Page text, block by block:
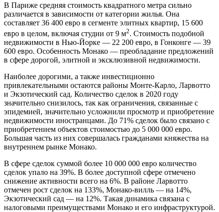
В Париже средняя стоимость квадратного метра сильно
различается в зависимости от категории жилья. Она
составляет 36 400 евро в сегменте элитных квартир, 15 600
евро в целом, включая студии от 9 м2. Стоимость подобной
недвижимости в Нью-Йорке — 22 200 евро, в Гонконге — 39
600 евро. Особенность Монако — преобладание предложений
в сфере дорогой, элитной и эксклюзивной недвижимости.
Наиболее дорогими, а также инвестиционно
привлекательными остаются районы Монте-Карло, Ларвотто
и Экзотический сад. Количество сделок в 2020 году
значительно снизилось, так как ограничения, связанные с
эпидемией, значительно усложнили просмотр и приобретение
недвижимости иностранцами. До 71% сделок было связано с
приобретением объектов стоимостью до 5 000 000 евро.
Большая часть из них совершалась гражданами княжества на
внутреннем рынке Монако.
В сфере сделок суммой более 10 000 000 евро количество
сделок упало на 39%. В более доступной сфере отмечено
снижение активности всего на 6%. В районе Ларвотто
отмечен рост сделок на 133%, Монако-вилль — на 14%,
Экзотический сад — на 12%. Такая динамика связана с
налоговыми преимуществами Монако и его инфраструктурой.